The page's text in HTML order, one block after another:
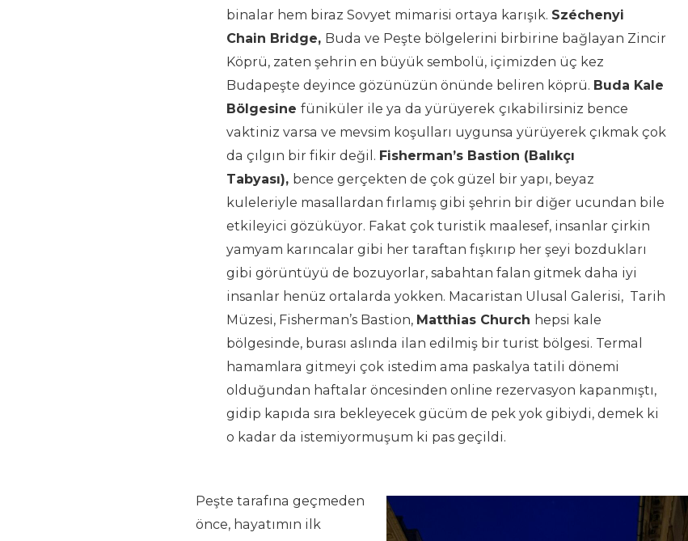
binalar hem biraz Sovyet mimarisi ortaya karışık. Széchenyi
Chain Bridge, Buda ve Peşte bölgelerini birbirine bağlayan Zincir
Köprü, zaten şehrin en büyük sembolü, içimizden üç kez
Budapeşte deyince gözünüzün önünde beliren köprü. Buda Kale
Bölgesine füniküler ile ya da yürüyerek çıkabilirsiniz bence
vaktiniz varsa ve mevsim koşulları uygunsa yürüyerek çıkmak çok
da çılgın bir fikir değil. Fisherman’s Bastion (Balıkçı
Tabyası), bence gerçekten de çok güzel bir yapı, beyaz
kuleleriyle masallardan fırlamış gibi şehrin bir diğer ucundan bile
etkileyici gözüküyor. Fakat çok turistik maalesef, insanlar çirkin
yamyam karıncalar gibi her taraftan fışkırıp her şeyi bozdukları
gibi görüntüyü de bozuyorlar, sabahtan falan gitmek daha iyi
insanlar henüz ortalarda yokken. Macaristan Ulusal Galerisi, Tarih
Müzesi, Fisherman’s Bastion, Matthias Church hepsi kale
bölgesinde, burası aslında ilan edilmiş bir turist bölgesi. Termal
hamamlara gitmeyi çok istedim ama paskalya tatili dönemi
olduğundan haftalar öncesinden online rezervasyon kapanmıştı,
gidip kapıda sıra bekleyecek gücüm de pek yok gibiydi, demek ki
o kadar da istemiyormuşum ki pas geçildi.
Peşte tarafına geçmeden
önce, hayatımın ilk